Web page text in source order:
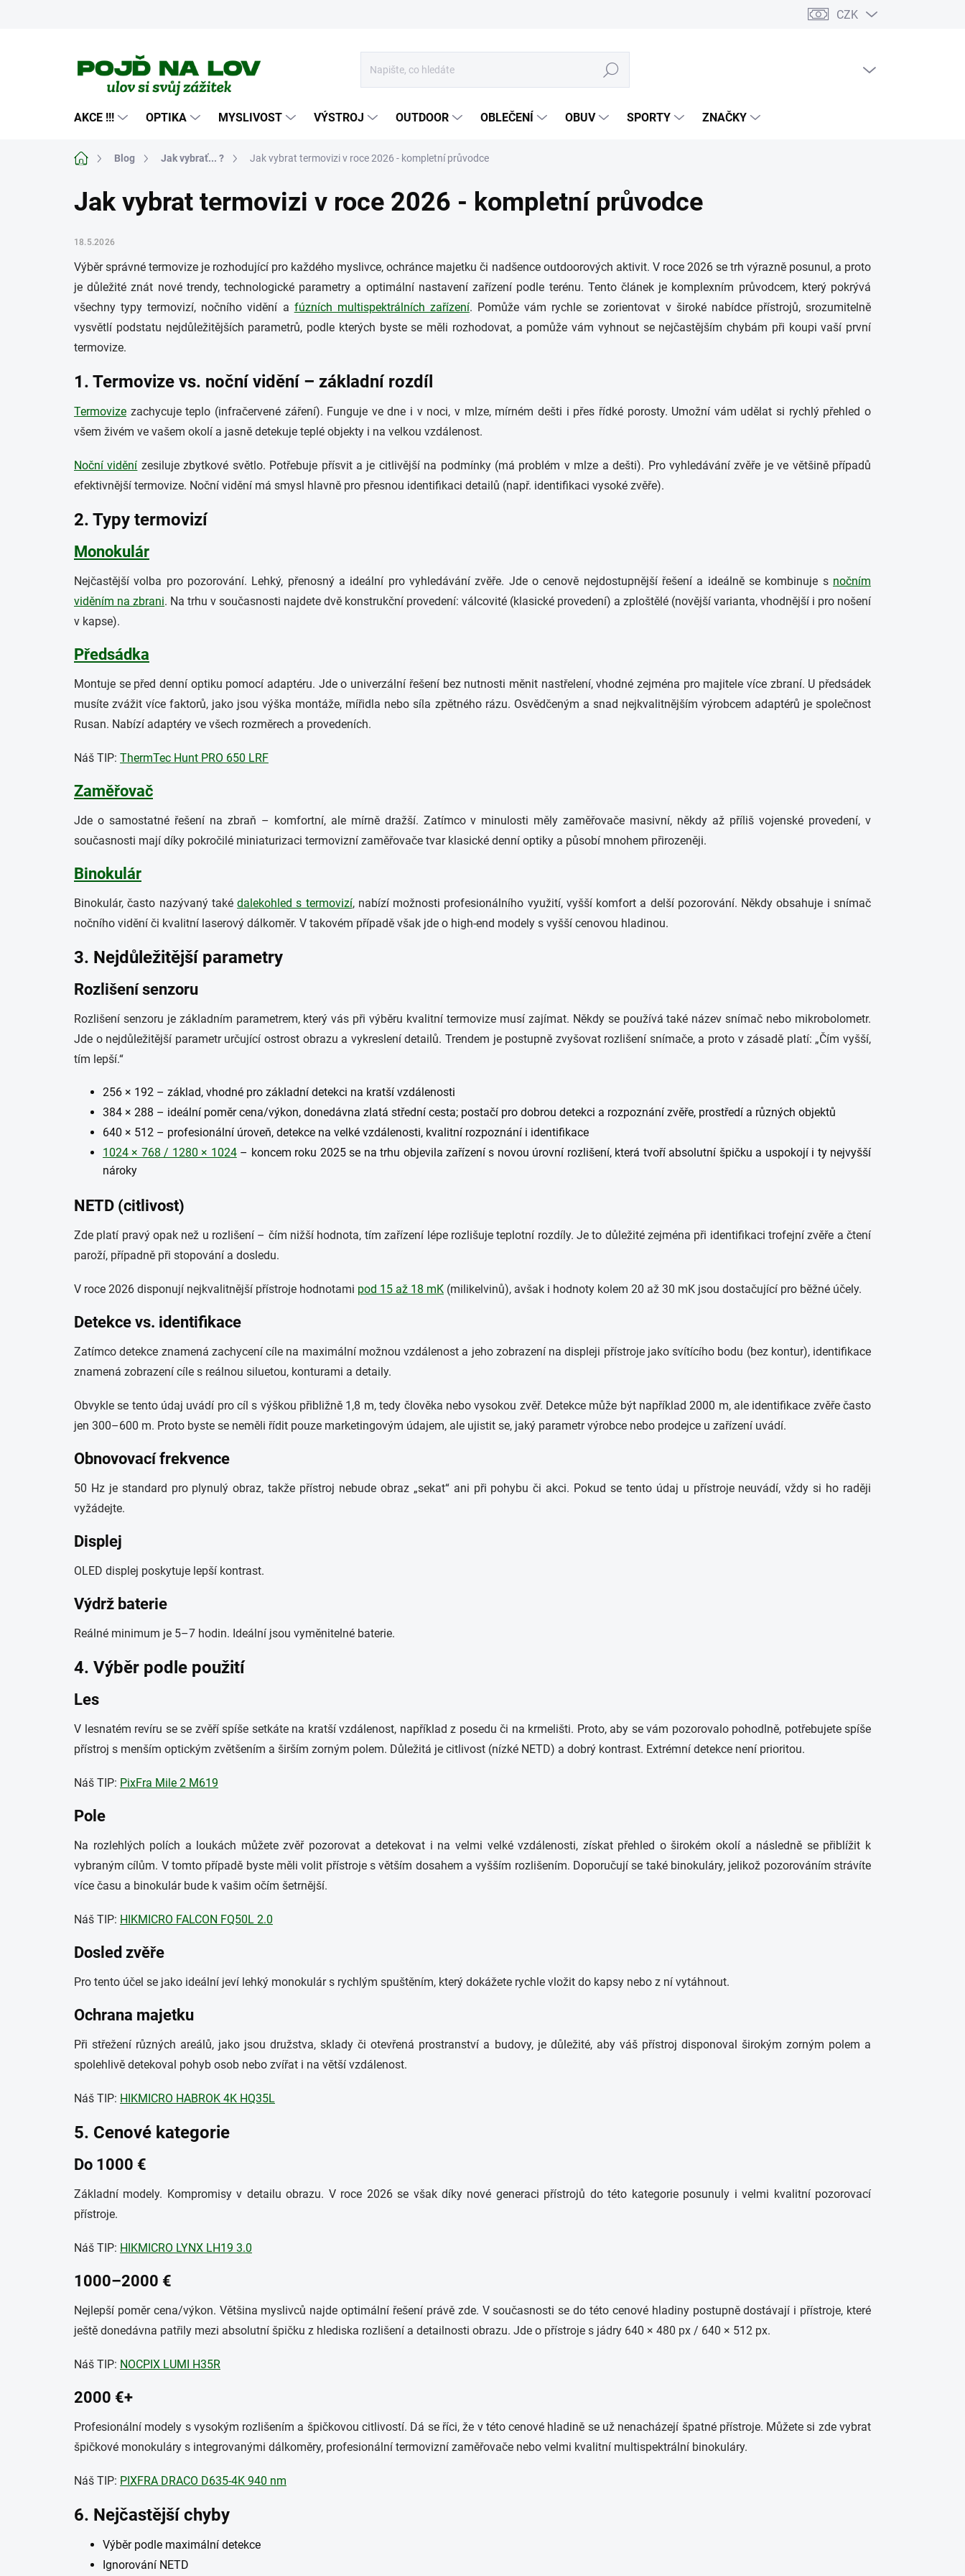
CZK
Hledat
AKCE !!! OPTIKA MYSLIVOST VÝSTROJ OUTDOOR OBLEČENÍ OBUV SPORTY ZNAČKY
Domů Blog Jak vybrať... ? Jak vybrat termovizi v roce 2026 - kompletní průvodce
Jak vybrat termovizi v roce 2026 - kompletní průvodce
18.5.2026
Výběr správné termovize je rozhodující pro každého myslivce, ochránce majetku či nadšence outdoorových aktivit. V roce 2026 se trh výrazně posunul, a proto
je důležité znát nové trendy, technologické parametry a optimální nastavení zařízení podle terénu. Tento článek je komplexním průvodcem, který pokrývá
všechny typy termovizí, nočního vidění a fúzních multispektrálních zařízení. Pomůže vám rychle se zorientovat v široké nabídce přístrojů, srozumitelně
vysvětlí podstatu nejdůležitějších parametrů, podle kterých byste se měli rozhodovat, a pomůže vám vyhnout se nejčastějším chybám při koupi vaší první
termovize.
1. Termovize vs. noční vidění – základní rozdíl
Termovize zachycuje teplo (infračervené záření). Funguje ve dne i v noci, v mlze, mírném dešti i přes řídké porosty. Umožní vám udělat si rychlý přehled o
všem živém ve vašem okolí a jasně detekuje teplé objekty i na velkou vzdálenost.
Noční vidění zesiluje zbytkové světlo. Potřebuje přísvit a je citlivější na podmínky (má problém v mlze a dešti). Pro vyhledávání zvěře je ve většině případů
efektivnější termovize. Noční vidění má smysl hlavně pro přesnou identifikaci detailů (např. identifikaci vysoké zvěře).
2. Typy termovizí
Monokulár
Nejčastější volba pro pozorování. Lehký, přenosný a ideální pro vyhledávání zvěře. Jde o cenově nejdostupnější řešení a ideálně se kombinuje s nočním
viděním na zbrani. Na trhu v současnosti najdete dvě konstrukční provedení: válcovité (klasické provedení) a zploštělé (novější varianta, vhodnější i pro nošení
v kapse).
Předsádka
Montuje se před denní optiku pomocí adaptéru. Jde o univerzální řešení bez nutnosti měnit nastřelení, vhodné zejména pro majitele více zbraní. U předsádek
musíte zvážit více faktorů, jako jsou výška montáže, mířidla nebo síla zpětného rázu. Osvědčeným a snad nejkvalitnějším výrobcem adaptérů je společnost
Rusan. Nabízí adaptéry ve všech rozměrech a provedeních.
Náš TIP: ThermTec Hunt PRO 650 LRF
Zaměřovač
Jde o samostatné řešení na zbraň – komfortní, ale mírně dražší. Zatímco v minulosti měly zaměřovače masivní, někdy až příliš vojenské provedení, v
současnosti mají díky pokročilé miniaturizaci termovizní zaměřovače tvar klasické denní optiky a působí mnohem přirozeněji.
Binokulár
Binokulár, často nazývaný takédalekohled s termovizí, nabízí možnosti profesionálního využití, vyšší komfort a delší pozorování. Někdy obsahuje i snímač
nočního vidění či kvalitní laserový dálkoměr. V takovém případě však jde o high-end modely s vyšší cenovou hladinou.
3. Nejdůležitější parametry
Rozlišení senzoru
Rozlišení senzoru je základním parametrem, který vás při výběru kvalitní termovize musí zajímat. Někdy se používá také název snímač nebo mikrobolometr.
Jde o nejdůležitější parametr určující ostrost obrazu a vykreslení detailů. Trendem je postupně zvyšovat rozlišení snímače, a proto v zásadě platí: „Čím vyšší,
tím lepší.“
256 × 192 – základ, vhodné pro základní detekci na kratší vzdálenosti
384 × 288 – ideální poměr cena/výkon, donedávna zlatá střední cesta; postačí pro dobrou detekci a rozpoznání zvěře, prostředí a různých objektů
640 × 512 – profesionální úroveň, detekce na velké vzdálenosti, kvalitní rozpoznání i identifikace
1024 × 768 / 1280 × 1024– koncem roku 2025 se na trhu objevila zařízení s novou úrovní rozlišení, která tvoří absolutní špičku a uspokojí i ty nejvyšší
nároky
NETD (citlivost)
Zde platí pravý opak než u rozlišení – čím nižší hodnota, tím zařízení lépe rozlišuje teplotní rozdíly. Je to důležité zejména při identifikaci trofejní zvěře a čtení
paroží, případně při stopování a dosledu.
V roce 2026 disponují nejkvalitnější přístroje hodnotami pod 15 až 18 mK (milikelvinů), avšak i hodnoty kolem 20 až 30 mK jsou dostačující pro běžné účely.
Detekce vs. identifikace
Zatímco detekce znamená zachycení cíle na maximální možnou vzdálenost a jeho zobrazení na displeji přístroje jako svítícího bodu (bez kontur), identifikace
znamená zobrazení cíle s reálnou siluetou, konturami a detaily.
Obvykle se tento údaj uvádí pro cíl s výškou přibližně 1,8 m, tedy člověka nebo vysokou zvěř. Detekce může být například 2000 m, ale identifikace zvěře často
jen 300–600 m. Proto byste se neměli řídit pouze marketingovým údajem, ale ujistit se, jaký parametr výrobce nebo prodejce u zařízení uvádí.
Obnovovací frekvence
50 Hz je standard pro plynulý obraz, takže přístroj nebude obraz „sekat“ ani při pohybu či akci. Pokud se tento údaj u přístroje neuvádí, vždy si ho raději
vyžádejte.
Displej
OLED displej poskytuje lepší kontrast.
Výdrž baterie
Reálné minimum je 5–7 hodin. Ideální jsou vyměnitelné baterie.
4. Výběr podle použití
Les
V lesnatém revíru se se zvěří spíše setkáte na kratší vzdálenost, například z posedu či na krmelišti. Proto, aby se vám pozorovalo pohodlně, potřebujete spíše
přístroj s menším optickým zvětšením a širším zorným polem. Důležitá je citlivost (nízké NETD) a dobrý kontrast. Extrémní detekce není prioritou.
Náš TIP: PixFra Mile 2 M619
Pole
Na rozlehlých polích a loukách můžete zvěř pozorovat a detekovat i na velmi velké vzdálenosti, získat přehled o širokém okolí a následně se přiblížit k
vybraným cílům. V tomto případě byste měli volit přístroje s větším dosahem a vyšším rozlišením. Doporučují se také binokuláry, jelikož pozorováním strávíte
více času a binokulár bude k vašim očím šetrnější.
Náš TIP: HIKMICRO FALCON FQ50L 2.0
Dosled zvěře
Pro tento účel se jako ideální jeví lehký monokulár s rychlým spuštěním, který dokážete rychle vložit do kapsy nebo z ní vytáhnout.
Ochrana majetku
Při střežení různých areálů, jako jsou družstva, sklady či otevřená prostranství a budovy, je důležité, aby váš přístroj disponoval širokým zorným polem a
spolehlivě detekoval pohyb osob nebo zvířat i na větší vzdálenost.
Náš TIP: HIKMICRO HABROK 4K HQ35L
5. Cenové kategorie
Do 1000 €
Základní modely. Kompromisy v detailu obrazu. V roce 2026 se však díky nové generaci přístrojů do této kategorie posunuly i velmi kvalitní pozorovací
přístroje.
Náš TIP: HIKMICRO LYNX LH19 3.0
1000–2000 €
Nejlepší poměr cena/výkon. Většina myslivců najde optimální řešení právě zde. V současnosti se do této cenové hladiny postupně dostávají i přístroje, které
ještě donedávna patřily mezi absolutní špičku z hlediska rozlišení a detailnosti obrazu. Jde o přístroje s jádry 640 × 480 px / 640 × 512 px.
Náš TIP: NOCPIX LUMI H35R
2000 €+
Profesionální modely s vysokým rozlišením a špičkovou citlivostí. Dá se říci, že v této cenové hladině se už nenacházejí špatné přístroje. Můžete si zde vybrat
špičkové monokuláry s integrovanými dálkoměry, profesionální termovizní zaměřovače nebo velmi kvalitní multispektrální binokuláry.
Náš TIP: PIXFRA DRACO D635-4K 940 nm
6. Nejčastější chyby
Výběr podle maximální detekce
Ignorování NETD